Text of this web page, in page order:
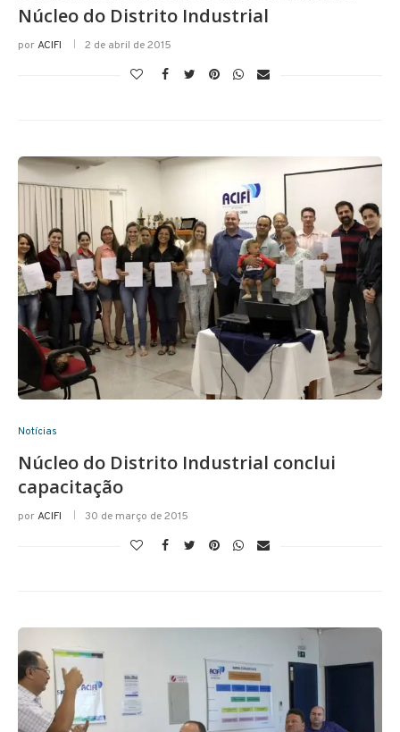
Núcleo do Distrito Industrial
porACIFI 2 de abril de 2015
Notícias
Núcleo do Distrito Industrial conclui
capacitação
porACIFI 30 de março de 2015